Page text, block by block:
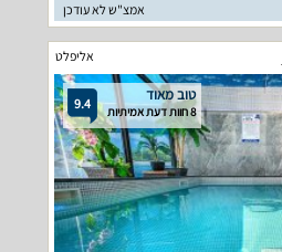
אמצ"ש לא עודכן
אליפלט
9.4 טוב מאוד
8 חוות דעת אמיתיות